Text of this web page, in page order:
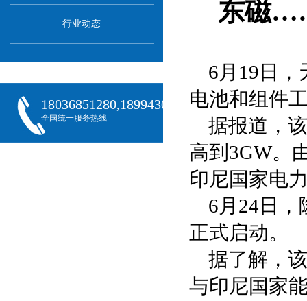
行业动态
18036851280,18994301288,18068407382
全国统一服务热线
东磁
6月19日
电池和组件
据报道，
高到3GW。
印尼国家电
6月24日
正式启动。
据了解，
与印尼国家